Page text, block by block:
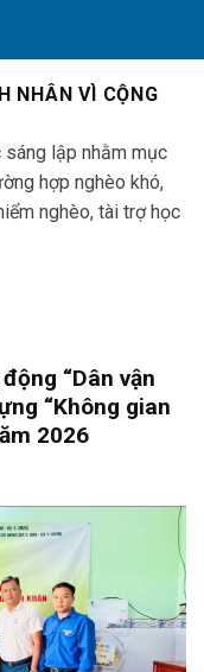
NHÂN VÌ CỘNG
lập nhằm mục
hợp nghèo khó,
nghèo, tài trợ học
“Dân vận
“Không gian
2026